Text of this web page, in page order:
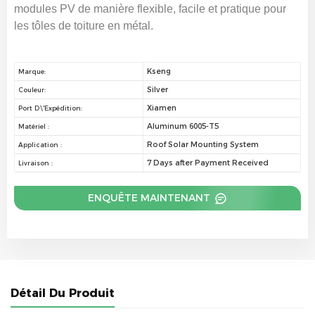
modules PV de manière flexible, facile et pratique pour
les tôles de toiture en métal.
Marque: Kseng
Couleur: Silver
Port D\'expédition: Xiamen
Matériel : Aluminum 6005-T5
Application : Roof Solar Mounting System
Livraison : 7 Days after Payment Received
ENQUÊTE MAINTENANT
Détail Du Produit